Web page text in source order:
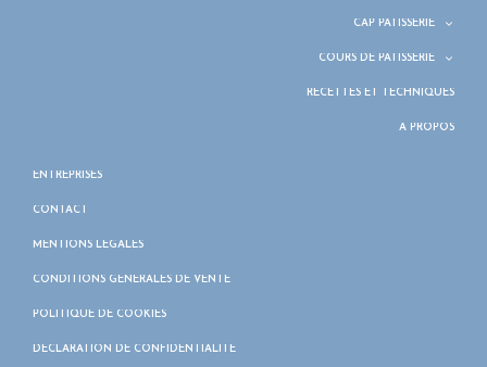
CAP PÂTISSERIE
COURS DE PÂTISSERIE
RECETTES ET TECHNIQUES
À PROPOS
ENTREPRISES
CONTACT
MENTIONS LÉGALES
CONDITIONS GÉNÉRALES DE VENTE
POLITIQUE DE COOKIES
DÉCLARATION DE CONFIDENTIALITÉ